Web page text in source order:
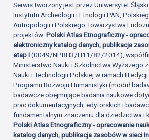
Serwis tworzony jest przez Uniwersytet
Instytutu Archeologii i Etnologii PAN,
Antropologii i Polskiego Towarzystwa
projektów:Polski Atlas Etnograficzny -
elektroniczny katalog danych, publikacja
etap I(0049/NPRH3/H11/82/2014),
Ministerstwo Nauki i Szkolnictwa Wyższego
Nauki i Technologii Polskiej w ramach III
Programu Rozwoju Humanistyki (moduł
badawcze obejmujące badania naukowe
prac dokumentacyjnych, edytorskich i
fundamentalnym znaczeniu dla dziedzictwa i
Polski Atlas Etnograficzny - opracowanie
katalog danych, publikacja zasobów w sieci